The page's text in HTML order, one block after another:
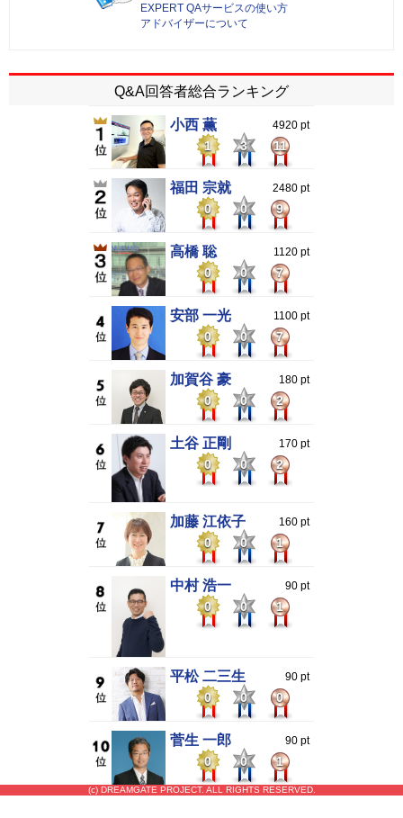
EXPERT QAサービスの使い方
アドバイザーについて
Q&A回答者総合ランキング
小西 薫 4920 pt
1 3 11
福田 宗就 2480 pt
0 0 9
高橋 聡 1120 pt
0 0 7
安部 一光 1100 pt
0 0 7
加賀谷 豪 180 pt
0 0 2
土谷 正剛 170 pt
0 0 2
加藤 江依子 160 pt
0 0 1
中村 浩一 90 pt
0 0 1
平松 二三生 90 pt
0 0 0
菅生 一郎 90 pt
0 0 1
(c) DREAMGATE PROJECT. ALL RIGHTS RESERVED.